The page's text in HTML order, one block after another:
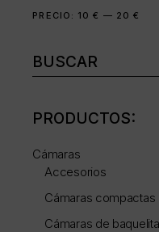
Precio
Precio
PRECIO: 10 € — 20 €
Buscar:
PRODUCTOS:
Cámaras
Accesorios
Cámaras compactas
Cámaras de baquelita